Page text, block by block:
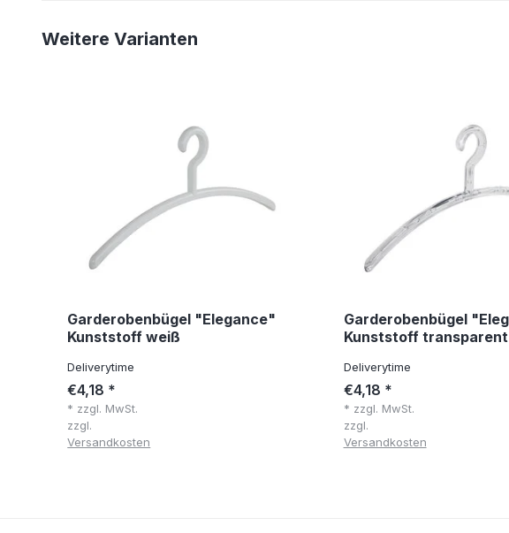
Weitere Varianten
Garderobenbügel "Elegance"
Kunststoff weiß
Deliverytime
€4,18 *
* zzgl. MwSt.
zzgl.
Versandkosten
Garderobenbügel
Kunststoff transparent
Deliverytime
€4,18 *
* zzgl. MwSt.
zzgl.
Versandkosten